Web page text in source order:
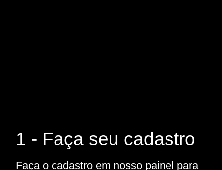
1 - Faça seu cadastro
Faça o cadastro em nosso painel para